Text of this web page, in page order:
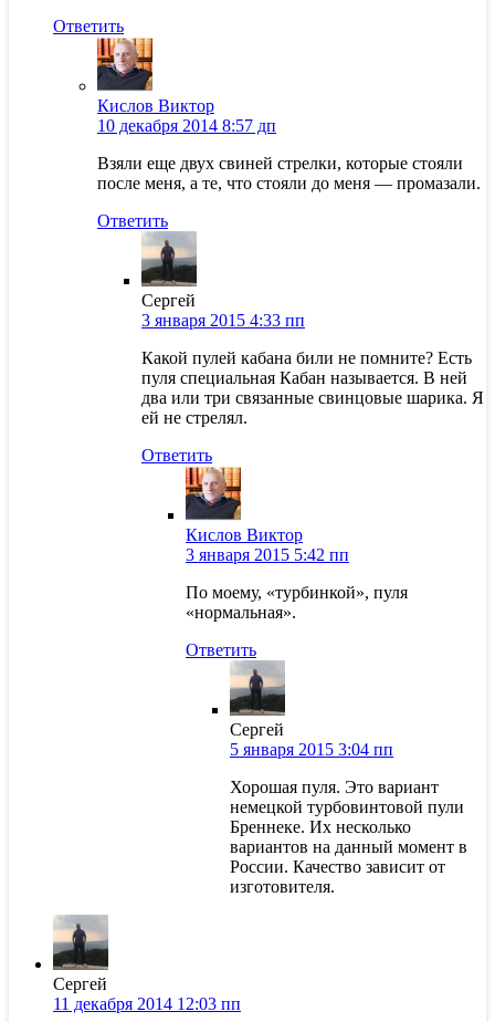
Ответить
Кислов Виктор
10 декабря 2014 8:57 дп
Взяли еще двух свиней стрелки, которые стояли
после меня, а те, что стояли до меня — промазали.
Ответить
Сергей
3 января 2015 4:33 пп
Какой пулей кабана били не помните? Есть
пуля специальная Кабан называется. В ней
два или три связанные свинцовые шарика. Я
ей не стрелял.
Ответить
Кислов Виктор
3 января 2015 5:42 пп
По моему, «турбинкой», пуля
«нормальная».
Ответить
Сергей
5 января 2015 3:04 пп
Хорошая пуля. Это вариант
немецкой турбовинтовой пули
Бреннеке. Их несколько
вариантов на данный момент в
России. Качество зависит от
изготовителя.
Сергей
11 декабря 2014 12:03 пп